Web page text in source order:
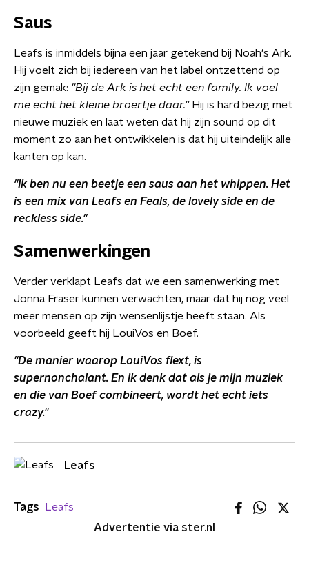
Saus
Leafs is inmiddels bijna een jaar getekend bij Noah's Ark.
Hij voelt zich bij iedereen van het label ontzettend op
zijn gemak: ''Bij de Ark is het echt een family. Ik voel
me echt het kleine broertje daar.''Hij is hard bezig met
nieuwe muziek en laat weten dat hij zijn sound op dit
moment zo aan het ontwikkelen is dat hij uiteindelijk alle
kanten op kan.
''Ik ben nu een beetje een saus aan het whippen. Het
is een mix van Leafs en Feals, de lovely side en de
reckless side.''
Samenwerkingen
Verder verklapt Leafs dat we een samenwerking met
Jonna Fraser kunnen verwachten, maar dat hij nog veel
meer mensen op zijn wensenlijstje heeft staan. Als
voorbeeld geeft hij LouiVos en Boef.
''De manier waarop LouiVos flext, is
supernonchalant. En ik denk dat als je mijn muziek
en die van Boef combineert, wordt het echt iets
crazy.''
Leafs
Tags
Leafs
Advertentie via ster.nl